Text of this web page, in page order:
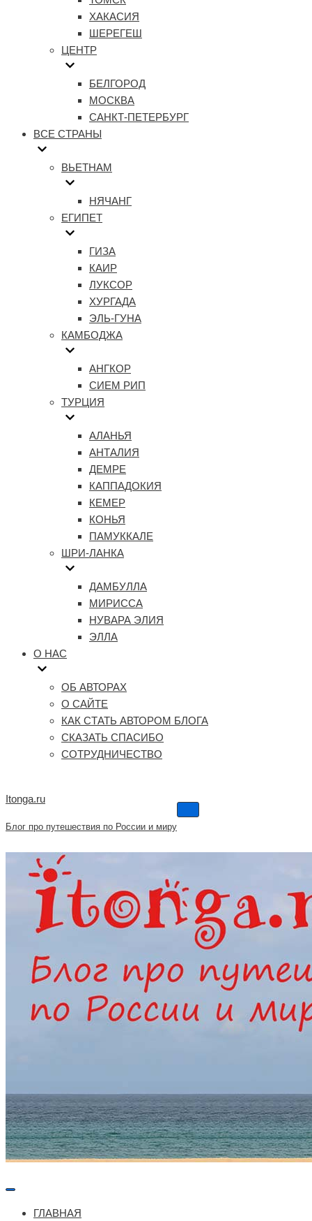
ХАКАСИЯ
ШЕРЕГЕШ
ЦЕНТР
БЕЛГОРОД
МОСКВА
САНКТ-ПЕТЕРБУРГ
ВСЕ СТРАНЫ
ВЬЕТНАМ
НЯЧАНГ
ЕГИПЕТ
ГИЗА
КАИР
ЛУКСОР
ХУРГАДА
ЭЛЬ-ГУНА
КАМБОДЖА
АНГКОР
СИЕМ РИП
ТУРЦИЯ
АЛАНЬЯ
АНТАЛИЯ
ДЕМРЕ
КАППАДОКИЯ
КЕМЕР
КОНЬЯ
ПАМУККАЛЕ
ШРИ-ЛАНКА
ДАМБУЛЛА
МИРИССА
НУВАРА ЭЛИЯ
ЭЛЛА
О НАС
ОБ АВТОРАХ
О САЙТЕ
КАК СТАТЬ АВТОРОМ БЛОГА
СКАЗАТЬ СПАСИБО
СОТРУДНИЧЕСТВО
Itonga.ru
Блог про путешествия по России и миру
Меню
Меню
ГЛАВНАЯ